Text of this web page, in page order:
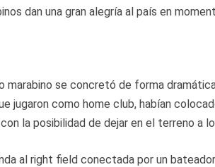
dan una gran alegría al país en
marabino se concretó de forma
jugaron como home club, habían
la posibilidad de dejar en el terreno a
al right field conectada por un